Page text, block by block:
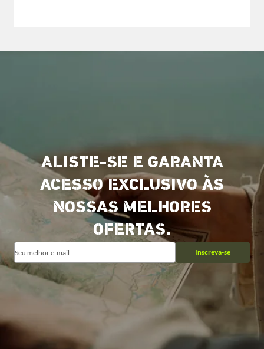
ALISTE-SE E GARANTA
ACESSO EXCLUSIVO ÀS
NOSSAS MELHORES
OFERTAS.
Inscreva-se